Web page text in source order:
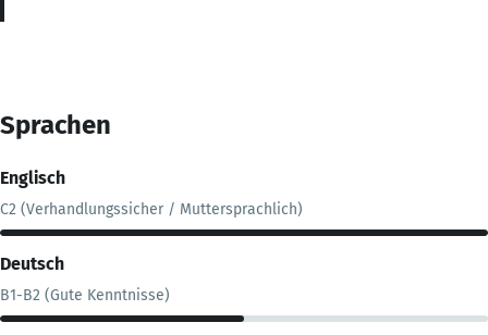
Sprachen
Englisch
C2 (Verhandlungssicher / Muttersprachlich)
Deutsch
B1-B2 (Gute Kenntnisse)